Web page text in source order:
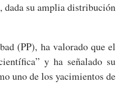
dada su amplia distribución
(PP), ha valorado que el
y ha señalado su
uno de los yacimientos de